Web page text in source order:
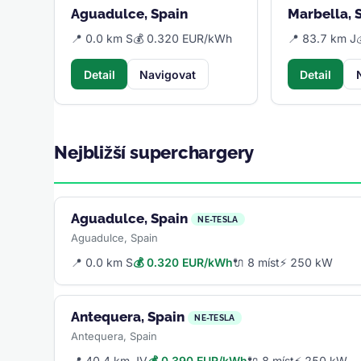
Aguadulce, Spain
📍 0.0 km S💰 0.320 EUR/kWh
Detail Navigovat
Marbella,
📍 83.7 km J
Detail
Nejbližší superchargery
Aguadulce, Spain NE-TESLA
Aguadulce, Spain
📍 0.0 km S💰 0.320 EUR/kWh🔌 8 míst⚡ 250 kW
Antequera, Spain NE-TESLA
Antequera, Spain